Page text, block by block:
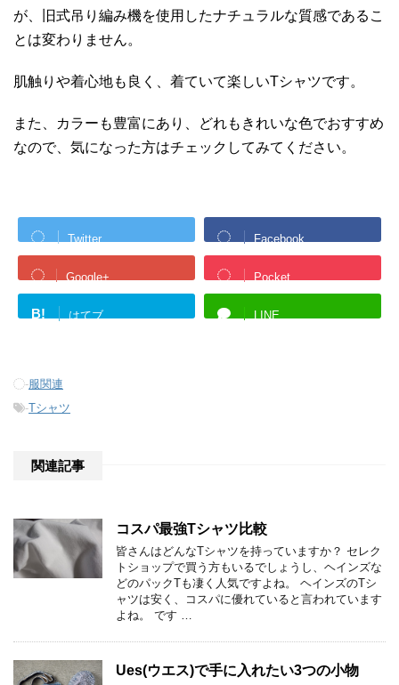
が、旧式吊り編み機を使用したナチュラルな質感であるこ
とは変わりません。
肌触りや着心地も良く、着ていて楽しいTシャツです。
また、カラーも豊富にあり、どれもきれいな色でおすすめ
なので、気になった方はチェックしてみてください。
Twitter Facebook
Google+ Pocket
B! はてブ LINE
-服関連
-Tシャツ
関連記事
コスパ最強Tシャツ比較
皆さんはどんなTシャツを持っていますか？ セレク
トショップで買う方もいるでしょうし、ヘインズな
どのパックTも凄く人気ですよね。 ヘインズのTシ
ャツは安く、コスパに優れていると言われています
よね。 です …
Ues(ウエス)で手に入れたい3つの小物